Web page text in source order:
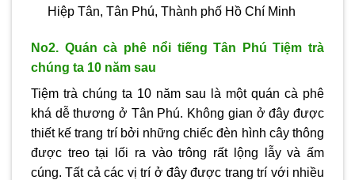
Hiệp Tân, Tân Phú, Thành phố Hồ Chí Minh
No2. Quán cà phê nổi tiếng Tân Phú Tiệm trà
chúng ta 10 năm sau
Tiệm trà chúng ta 10 năm sau là một quán cà phê
khá dễ thương ở Tân Phú. Không gian ở đây được
thiết kế trang trí bởi những chiếc đèn hình cây thông
được treo tại lối ra vào trông rất lộng lẫy và ấm
cúng. Tất cả các vị trí ở đây được trang trí với nhiều